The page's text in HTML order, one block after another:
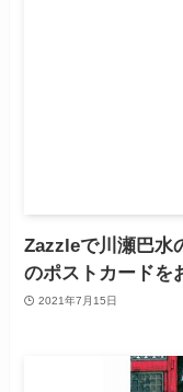
Zazzleで川瀬巴水
のポストカードを
2021年7月15日